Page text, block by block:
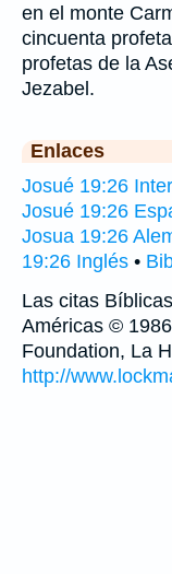
en el monte
cincuenta
profetas de la
Jezabel.
Enlaces
Josué 19:26
Josué 19:26
Josua 19:26
19:26 Inglés •
Las citas
Américas ©
Foundation, La
http://